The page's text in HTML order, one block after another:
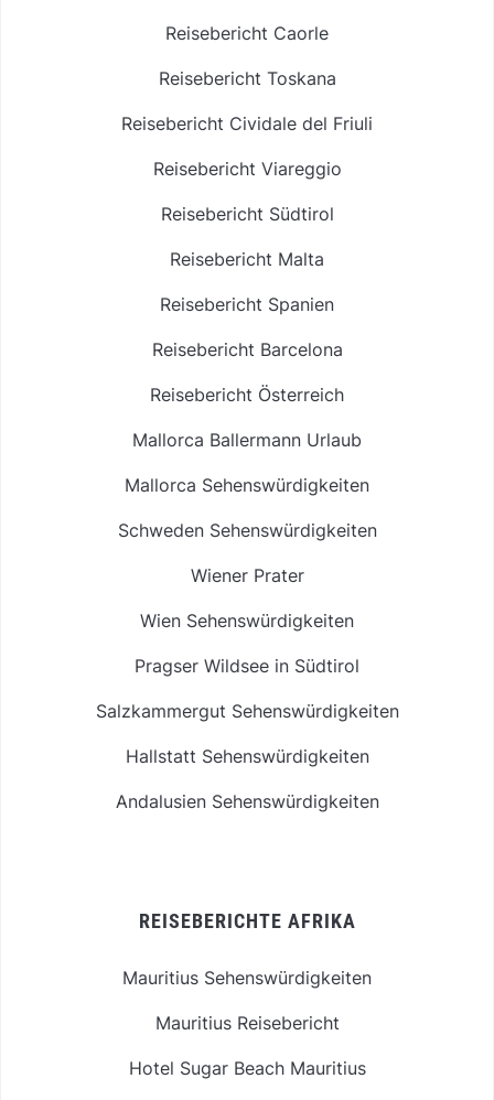
Reisebericht Caorle
Reisebericht Toskana
Reisebericht Cividale del Friuli
Reisebericht Viareggio
Reisebericht Südtirol
Reisebericht Malta
Reisebericht Spanien
Reisebericht Barcelona
Reisebericht Österreich
Mallorca Ballermann Urlaub
Mallorca Sehenswürdigkeiten
Schweden Sehenswürdigkeiten
Wiener Prater
Wien Sehenswürdigkeiten
Pragser Wildsee in Südtirol
Salzkammergut Sehenswürdigkeiten
Hallstatt Sehenswürdigkeiten
Andalusien Sehenswürdigkeiten
REISEBERICHTE AFRIKA
Mauritius Sehenswürdigkeiten
Mauritius Reisebericht
Hotel Sugar Beach Mauritius